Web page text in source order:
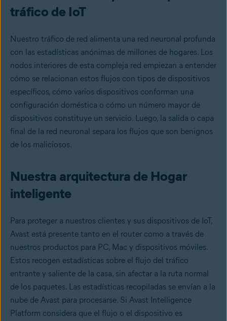
tráfico de IoT
Nuestro tráfico de red alimenta una red neuronal profunda
con las estadísticas anónimas de millones de hogares. Los
nodos interiores de esta compleja red empiezan a entender
cómo se relacionan estos flujos con tipos de dispositivos
específicos, cómo varios dispositivos conforman una
configuración doméstica o cómo un número mayor de
dispositivos constituye un servicio. Luego, la salida o capa
final de la red neuronal separa los flujos que son benignos
de los maliciosos.
Nuestra arquitectura de Hogar
inteligente
Para proteger a nuestros clientes y sus dispositivos de IoT,
Avast está presente tanto en el router como a través de
nuestros productos para PC, Mac y dispositivos móviles.
Estos recogen estadísticas sobre el flujo del tráfico
entrante y saliente de la casa, sin afectar a la ruta normal
de los paquetes. Las estadísticas recopiladas se envían a la
nube de Avast para procesarse. Si Avast Intelligence
Platform considera que el flujo o el dispositivo es